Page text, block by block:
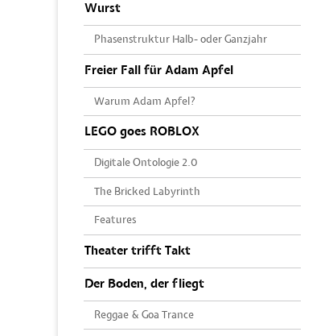
Wurst
Phasenstruktur Halb- oder Ganzjahr
Freier Fall für Adam Apfel
Warum Adam Apfel?
LEGO goes ROBLOX
Digitale Ontologie 2.0
The Bricked Labyrinth
Features
Theater trifft Takt
Der Boden, der fliegt
Reggae & Goa Trance